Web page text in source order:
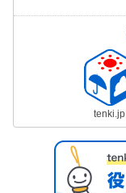
tenki.jp